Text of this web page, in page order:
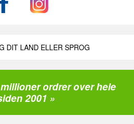
DIT LAND ELLER SPROG
ordrer over hele
2001 »